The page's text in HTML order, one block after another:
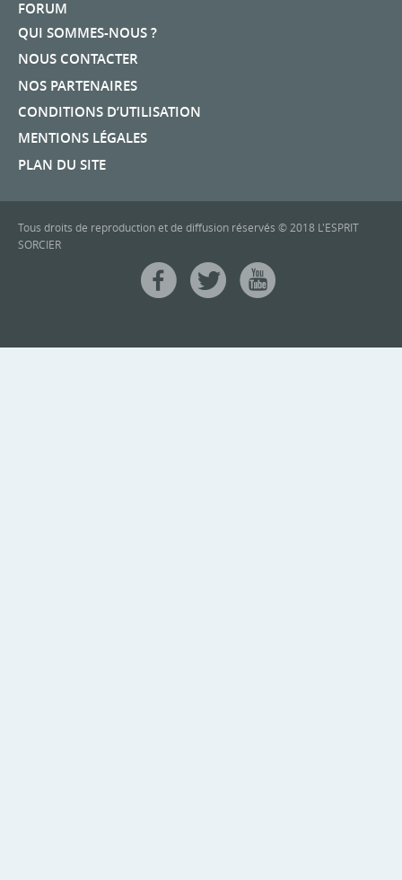
FORUM
QUI SOMMES-NOUS ?
NOUS CONTACTER
NOS PARTENAIRES
CONDITIONS D’UTILISATION
MENTIONS LÉGALES
PLAN DU SITE
Tous droits de reproduction et de diffusion réservés © 2018 L'ESPRIT
SORCIER